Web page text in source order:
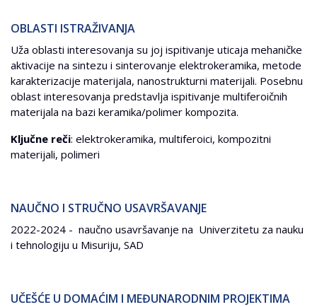
OBLASTI ISTRAŽIVANJA
Uža oblasti interesovanja su joj ispitivanje uticaja mehaničke
aktivacije na sintezu i sinterovanje elektrokeramika, metode
karakterizacije materijala, nanostrukturni materijali. Posebnu
oblast interesovanja predstavlja ispitivanje multiferoičnih
materijala na bazi keramika/polimer kompozita.
Ključne reči: elektrokeramika, multiferoici, kompozitni
materijali, polimeri
NAUČNO I STRUČNO USAVRŠAVANJE
2022-2024 - naučno usavršavanje na Univerzitetu za nauku
i tehnologiju u Misuriju, SAD
UČEŠĆE U DOMAĆIM I MEĐUNARODNIM PROJEKTIMA